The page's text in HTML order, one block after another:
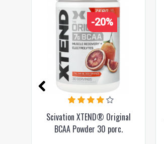
-20%
Scivation XTEND® Original
BCAA Powder 30 porc.